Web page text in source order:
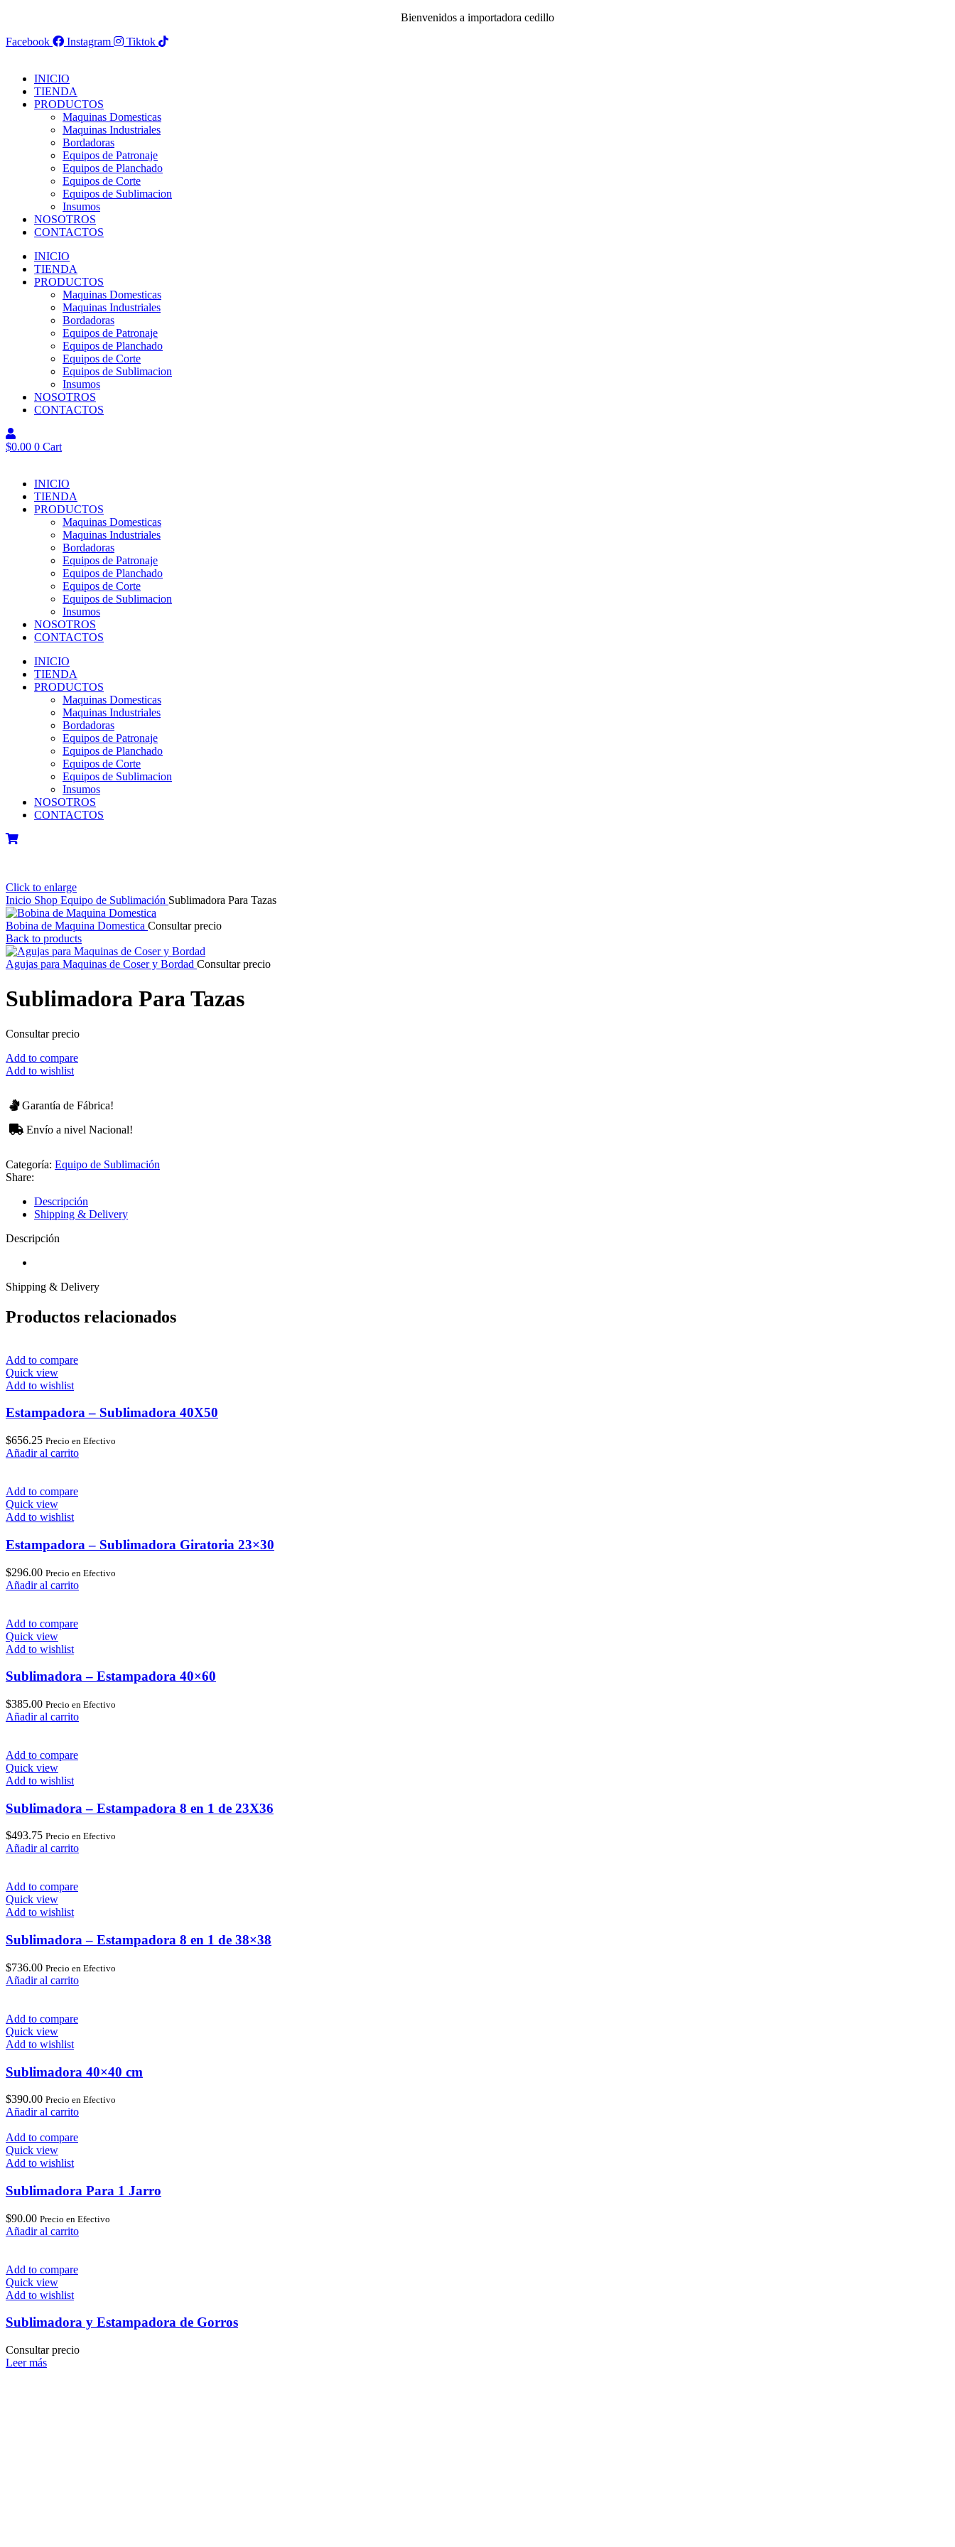
Bienvenidos a importadora cedillo
Facebook
Instagram Tiktok
INICIO
TIENDA
PRODUCTOS
Maquinas Domesticas
Maquinas Industriales
Bordadoras
Equipos de Patronaje
Equipos de Planchado
Equipos de Corte
Equipos de Sublimacion
Insumos
NOSOTROS
CONTACTOS
INICIO
TIENDA
PRODUCTOS
Maquinas Domesticas
Maquinas Industriales
Bordadoras
Equipos de Patronaje
Equipos de Planchado
Equipos de Corte
Equipos de Sublimacion
Insumos
NOSOTROS
CONTACTOS
$0.00 0 Cart
INICIO
TIENDA
PRODUCTOS
Maquinas Domesticas
Maquinas Industriales
Bordadoras
Equipos de Patronaje
Equipos de Planchado
Equipos de Corte
Equipos de Sublimacion
Insumos
NOSOTROS
CONTACTOS
INICIO
TIENDA
PRODUCTOS
Maquinas Domesticas
Maquinas Industriales
Bordadoras
Equipos de Patronaje
Equipos de Planchado
Equipos de Corte
Equipos de Sublimacion
Insumos
NOSOTROS
CONTACTOS
Click to enlarge
Inicio Shop Equipo de Sublimación Sublimadora Para Tazas
Bobina de Maquina Domestica Consultar precio
Back to products
Agujas para Maquinas de Coser y Bordad Consultar precio
Sublimadora Para Tazas
Consultar precio
Add to compare
Add to wishlist
Garantía de Fábrica!
Envío a nivel Nacional!
Categoría: Equipo de Sublimación
Share:
Descripción
Shipping & Delivery
Descripción
Shipping & Delivery
Productos relacionados
Add to compare
Quick view
Add to wishlist
Estampadora – Sublimadora 40X50
$656.25 Precio en Efectivo
Añadir al carrito
Add to compare
Quick view
Add to wishlist
Estampadora – Sublimadora Giratoria 23×30
$296.00 Precio en Efectivo
Añadir al carrito
Add to compare
Quick view
Add to wishlist
Sublimadora – Estampadora 40×60
$385.00 Precio en Efectivo
Añadir al carrito
Add to compare
Quick view
Add to wishlist
Sublimadora – Estampadora 8 en 1 de 23X36
$493.75 Precio en Efectivo
Añadir al carrito
Add to compare
Quick view
Add to wishlist
Sublimadora – Estampadora 8 en 1 de 38×38
$736.00 Precio en Efectivo
Añadir al carrito
Add to compare
Quick view
Add to wishlist
Sublimadora 40×40 cm
$390.00 Precio en Efectivo
Añadir al carrito
Add to compare
Quick view
Add to wishlist
Sublimadora Para 1 Jarro
$90.00 Precio en Efectivo
Añadir al carrito
Add to compare
Quick view
Add to wishlist
Sublimadora y Estampadora de Gorros
Consultar precio
Leer más